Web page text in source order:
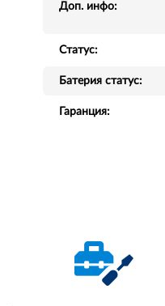
Доп. инфо:
Статус:
Батерия статус:
Гаранция: